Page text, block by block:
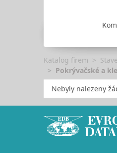
Katalog firem
Pokrývačské a
Nebyly nalezeny